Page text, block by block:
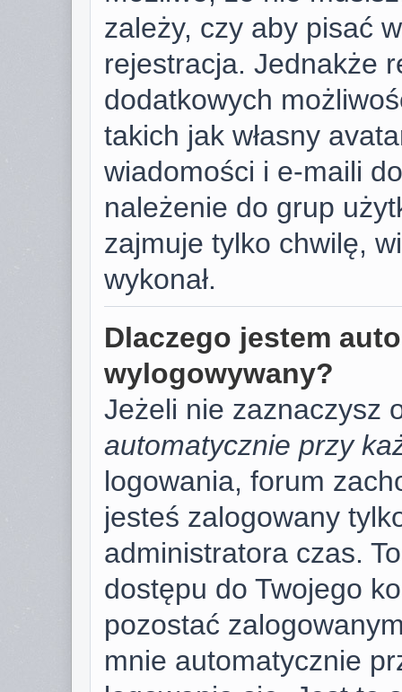
zależy, czy aby pisać
rejestracja. Jednakże
dodatkowych
takich jak własny
wiadomości i e-maili
należenie do grup
zajmuje tylko chwilę,
wykonał.
Dlaczego jestem
wylogowywany?
Jeżeli nie zaznaczysz
automatycznie przy
logowania, forum
jesteś zalogowany
administratora czas.
dostępu do Twojego
pozostać
mnie automatycznie